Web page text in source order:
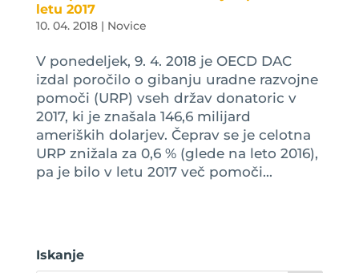
letu 2017
10. 04. 2018| Novice
V ponedeljek, 9. 4. 2018 je OECD DAC
izdal poročilo o gibanju uradne razvojne
pomoči (URP) vseh držav donatoric v
2017, ki je znašala 146,6 milijard
ameriških dolarjev. Čeprav se je celotna
URP znižala za 0,6 % (glede na leto 2016),
pa je bilo v letu 2017 več pomoči...
Iskanje